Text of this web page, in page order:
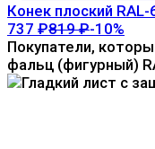
Конек плоский RAL-
737 ₽819₽-10%
Покупатели,
фальц (фигурный)